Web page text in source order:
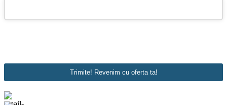
Trimite! Revenim cu oferta ta!